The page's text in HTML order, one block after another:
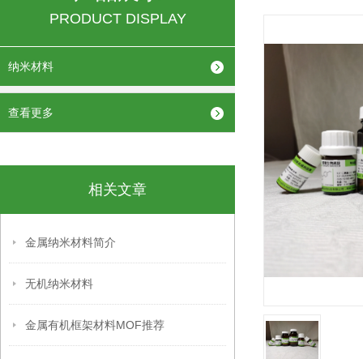
PRODUCT DISPLAY
纳米材料
查看更多
相关文章
金属纳米材料简介
无机纳米材料
金属有机框架材料MOF推荐